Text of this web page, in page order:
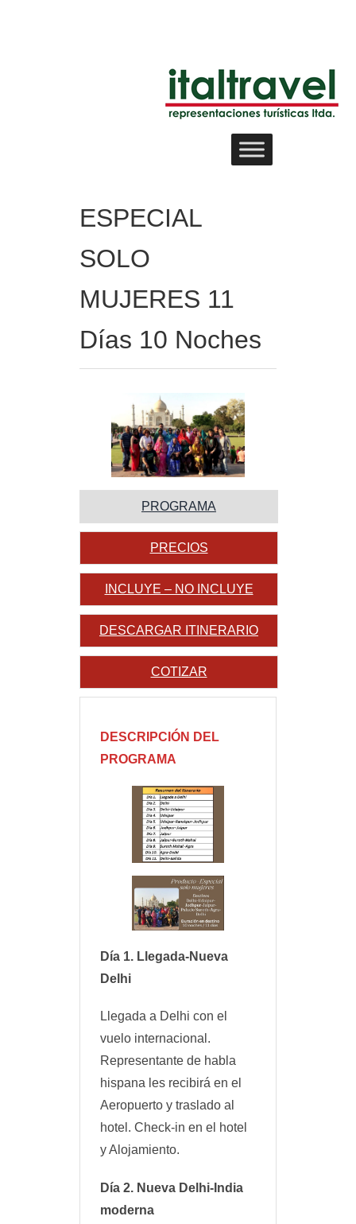
ESPECIAL
SOLO
MUJERES 11
Días 10 Noches
PROGRAMA
PRECIOS
INCLUYE – NO INCLUYE
DESCARGAR ITINERARIO
COTIZAR
DESCRIPCIÓN DEL
PROGRAMA
Día 1. Llegada-Nueva
Delhi
Llegada a Delhi con el
vuelo internacional.
Representante de habla
hispana les recibirá en el
Aeropuerto y traslado al
hotel. Check-in en el hotel
y Alojamiento.
Día 2. Nueva Delhi-India
moderna